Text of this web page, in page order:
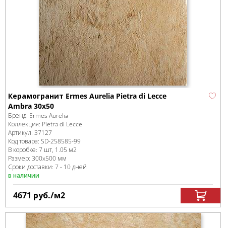
Керамогранит Ermes Aurelia Pietra di Lecce
Ambra 30x50
Бренд: Ermes Aurelia
Коллекция: Pietra di Lecce
Артикул: 37127
Код товара: SD-258585-99
В коробке: 7 шт, 1.05 м2
Размер: 300x500 мм
Сроки доставки: 7 - 10 дней
в наличии
4671 руб./м2